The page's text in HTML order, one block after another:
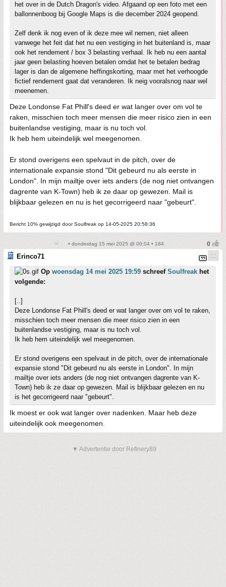
het over in de Dutch Dragon's video. Afgaand op een foto met een
ballonnenboog bij Google Maps is die december 2024 geopend.
Zelf denk ik nog even of ik deze mee wil nemen, niet alleen
vanwege het feit dat het nu een vestiging in het buitenland is, maar
ook het rendement / box 3 belasting verhaal. Ik heb nu een aantal
jaar geen belasting hoeven betalen omdat het te betalen bedrag
lager is dan de algemene heffingskorting, maar met het verhoogde
fictief rendement gaat dat veranderen. Ik neig vooralsnog naar wel
meenemen.
Deze Londonse Fat Phill's deed er wat langer over om vol te
raken, misschien toch meer mensen die meer risico zien in een
buitenlandse vestiging, maar is nu toch vol.
Ik heb hem uiteindelijk wel meegenomen.
Er stond overigens een spelvaut in de pitch, over de
internationale expansie stond "Dit gebeurd nu als eerste in
London". In mijn mailtje over iets anders (de nog niet ontvangen
dagrente van K-Town) heb ik ze daar op gewezen. Mail is
blijkbaar gelezen en nu is het gecorrigeerd naar "gebeurt".
Bericht 10% gewijzigd door Soulfreak op 14-05-2025 20:58:36
• donderdag 15 mei 2025 @ 00:04 • 184
Erinco71
Op woensdag 14 mei 2025 19:59 schreef Soulfreak het
volgende:
[..]
Deze Londonse Fat Phill's deed er wat langer over om vol te raken,
misschien toch meer mensen die meer risico zien in een
buitenlandse vestiging, maar is nu toch vol.
Ik heb hem uiteindelijk wel meegenomen.
Er stond overigens een spelvaut in de pitch, over de internationale
expansie stond "Dit gebeurd nu als eerste in London". In mijn
mailtje over iets anders (de nog niet ontvangen dagrente van K-
Town) heb ik ze daar op gewezen. Mail is blijkbaar gelezen en nu
is het gecorrigeerd naar "gebeurt".
Ik moest er ook wat langer over nadenken. Maar heb deze
uiteindelijk ook meegenomen.
▼ Advertentie door Refinery89